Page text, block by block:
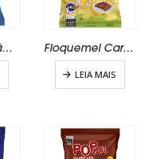
Delly’s Sacolão Queijo 140g Floquemel Carne Seca
LEIA MAIS